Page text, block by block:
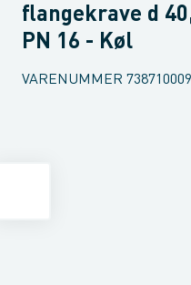
flangekrave d
PN 16 - Køl
VARENUMMER 738710009